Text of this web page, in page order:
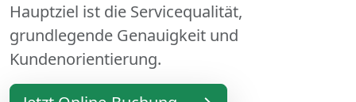
Hauptziel ist die Servicequalität,
grundlegende Genauigkeit und
Kundenorientierung.